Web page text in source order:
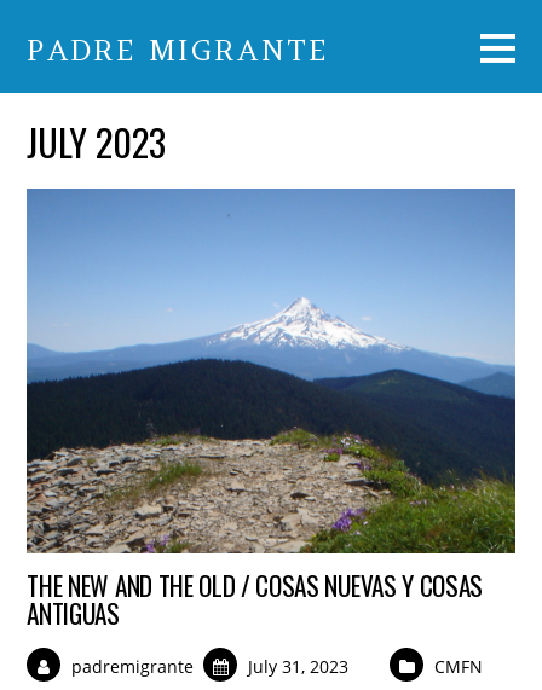
PADRE MIGRANTE
JULY 2023
THE NEW AND THE OLD / COSAS NUEVAS Y COSAS
ANTIGUAS
padremigrante July 31, 2023 CMFN